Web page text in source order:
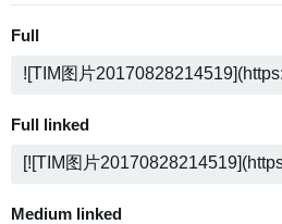
Full
Full linked
Medium linked